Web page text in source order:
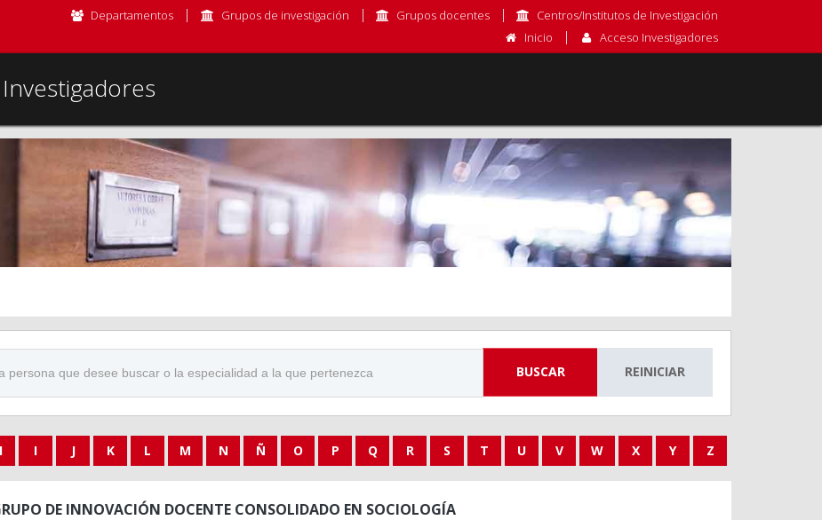
Departamentos Grupos de investigación Grupos docentes
Centros/Institutos de Investigación
Inicio
Acceso Investigadores
BUSCAR REINICIAR
I J K L M N Ñ O P Q R S T U V W X Y Z
DE INNOVACIÓN DOCENTE CONSOLIDADO EN SOCIOLOGÍA